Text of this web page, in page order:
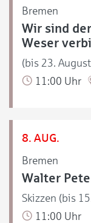
Bremen
Wir sind
Weser
(bis 23.
11:00 Uhr
8. AUG.
Bremen
Walter
Skizzen (bis
11:00 Uhr